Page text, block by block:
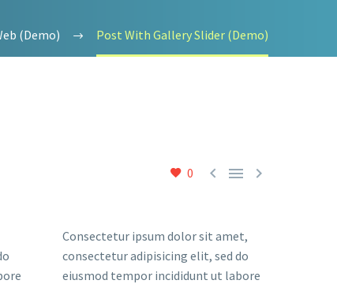
(Demo) Post With Gallery Slider (Demo)
0   
Consectetur ipsum dolor sit amet,
consectetur adipisicing elit, sed do
eiusmod tempor incididunt ut labore